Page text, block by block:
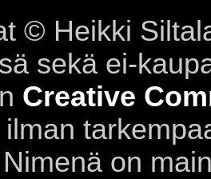
© Heikki
sekä ei-
Creative
on